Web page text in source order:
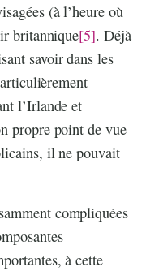
(à l’heure où
britannique[5]. Déjà
savoir dans les
l’Irlande et
propre point de vue
il ne pouvait
compliquées
à cette